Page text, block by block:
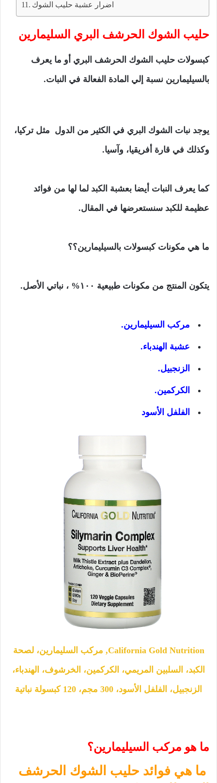
اضرار عشبة حليب الشوك
حليب الشوك الحرشف البري السليمارين
كبسولات حليب الشوك الحرشف البري أو ما يعرف
بالسيليمارين نسبة إلي المادة الفعالة في النبات.
يوجد نبات الشوك البري في الكثير من الدول مثل تركيا،
وكذلك في قارة أفريقيا، وآسيا.
كما يعرف النبات أيضا بعشبة الكبد لما لها من فوائد
عظيمة للكبد سنستعرضها في المقال.
ما هي مكونات كبسولات بالسيليمارين؟؟
يتكون المنتج من مكونات طبيعية ١٠٠% ، نباتي الأصل.
مركب السيليمارين.
عشبة الهندباء.
الزنجبيل.
الكركمين.
الفلفل الأسود
California Gold Nutrition, مركب السليمارين، لصحة
الكبد، السلبين المريمي، الكركمين، الخرشوف، الهندباء،
الزنجبيل، الفلفل الأسود، 300 مجم، 120 كبسولة نباتية
ما هو مركب السيليمارين؟
ما هي فوائد حليب الشوك الحرشف